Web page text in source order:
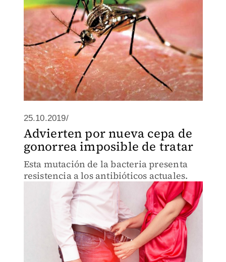
25.10.2019/
Advierten por nueva cepa de
gonorrea imposible de tratar
Esta mutación de la bacteria presenta
resistencia a los antibióticos actuales.